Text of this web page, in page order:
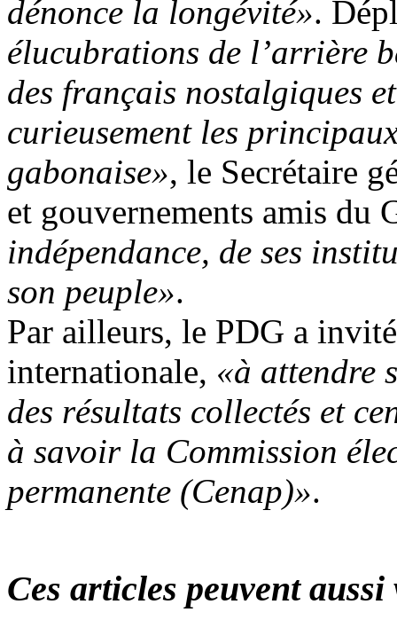
dénonce la longévité».
élucubrations de l’arrière
des français nostalgiques
curieusement les
gabonaise», le Secrétaire
et gouvernements amis du
indépendance, de ses
son peuple».
Par ailleurs, le PDG a
internationale, «à attendre
des résultats collectés et
à savoir la Commission
permanente (Cenap)».
Ces articles peuvent